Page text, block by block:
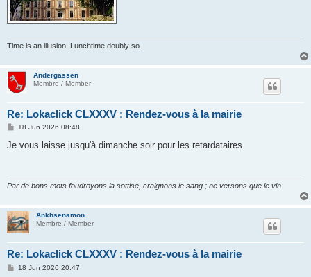
Time is an illusion. Lunchtime doubly so.
Andergassen
Membre / Member
Re: Lokaclick CLXXXV : Rendez-vous à la mairie
P
s
18 Jun 2026 08:48
Je vous laisse jusqu'à dimanche soir pour les retardataires.
Par de bons mots foudroyons la sottise, craignons le sang ; ne versons que le vin.
Ankhsenamon
Membre / Member
Re: Lokaclick CLXXXV : Rendez-vous à la mairie
P18 Jun 2026 20:47